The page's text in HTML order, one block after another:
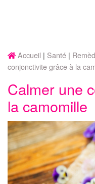
Accueil Santé
conjonctivite grâce à la
Calmer une
la camomille